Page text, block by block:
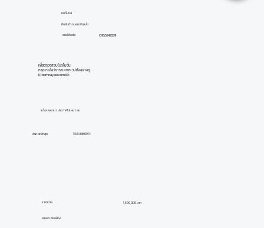
นนท์มนัส
เบอร์ติดต่อ:
ยืนยันตัวตนสมาชิกแล้ว
อัพเดทล่าสุด: 19/5/68 09:11
0955141659
เพื่อตรวจสอบโปรโมชั่น
กรุณาแจ้งว่าทราบจากเวปห้องน่าอยู่
(Roomnayoo.com)ค่ะ
แจ้งรายงาน / ประกาศไม่เหมาะสม
ลายละเอียดห้อง
1,590,000 บาท
ราคาขาย